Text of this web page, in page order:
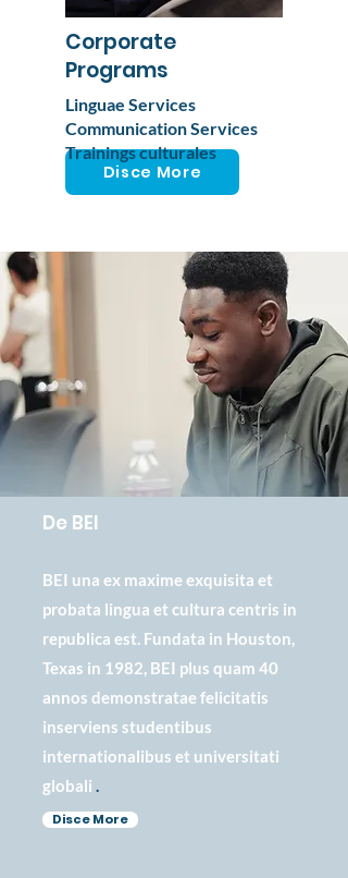
Corporate
Programs
Disce More
Linguae Services
Communication Services
Trainings culturales
De BEI
BEI una ex maxime exquisita et
probata lingua et cultura centris in
republica est. Fundata in Houston,
Texas in 1982, BEI plus quam 40
annos demonstratae felicitatis
inserviens studentibus
internationalibus et universitati
globali .
Disce More